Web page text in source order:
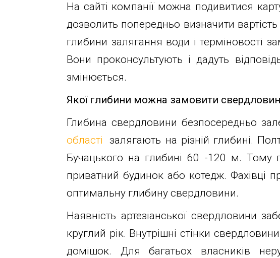
Статті
Відгуки
Контакти
гіпермаркету
info@1kbk.com.ua
На сайті компанії можна подивитися
дозволить попередньо визначити
глибини залягання води і терміновості
Вони проконсультують і дадуть
змінюється.
Якої глибини можна замовити
Глибина свердловини безпосередньо
області
залягають на різній глибині.
Бучацького на глибині 60 -120 м. Тому
приватний будинок або котедж. Фахівці
оптимальну глибину свердловини.
Наявність артезіанської свердловини
круглий рік. Внутрішні стінки
домішок. Для багатьох власників